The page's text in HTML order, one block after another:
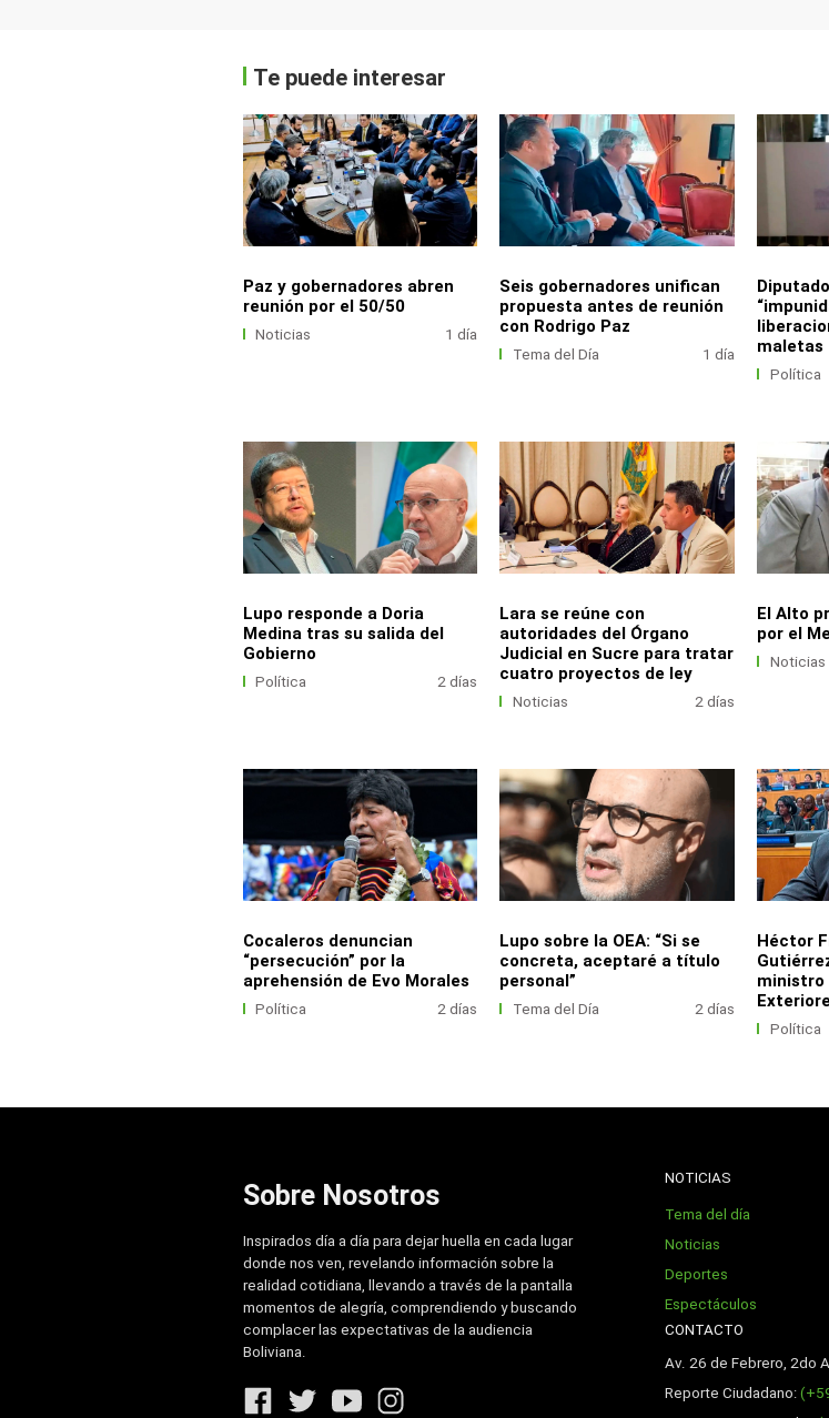
Te puede interesar
Paz y gobernadores abren
reunión por el 50/50
Noticias 1 día
Seis gobernadores unifican
propuesta antes de reunión
con Rodrigo Paz
Tema del Día 1 día
maletas
Política
Lupo responde a Doria
Medina tras su salida del
Gobierno
Política 2 días
Lara se reúne con
autoridades del Órgano
Judicial en Sucre para tratar
cuatro proyectos de ley
Noticias 2 días
El Alto
por el
Noticias
Cocaleros denuncian
“persecución” por la
aprehensión de Evo Morales
Política 2 días
Lupo sobre la OEA: “Si se
concreta, aceptaré a título
personal”
Tema del Día 2 días
Héctor
ministro
Política
Sobre Nosotros
Inspirados día a día para dejar huella en cada lugar
donde nos ven, revelando información sobre la
realidad cotidiana, llevando a través de la pantalla
momentos de alegría, comprendiendo y buscando
complacer las expectativas de la audiencia
Boliviana.
NOTICIAS
Tema del día
Noticias
Deportes
Espectáculos
CONTACTO
Av. 26 de Febrero, 2do
Reporte Ciudadano: